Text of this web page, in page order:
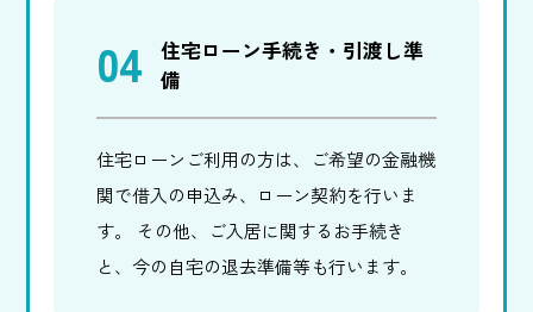
04
住宅ローン手続き・引渡し準
備
住宅ローンご利用の方は、ご希望の金融機
関で借入の申込み、ローン契約を行いま
す。 その他、ご入居に関するお手続き
と、今の自宅の退去準備等も行います。